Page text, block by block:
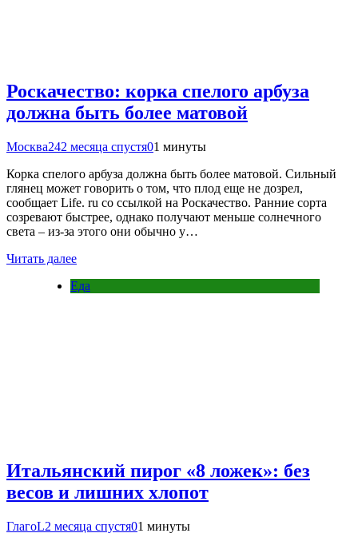
Роскачество: корка спелого арбуза
должна быть более матовой
Москва242 месяца спустя01 минуты
Корка спелого арбуза должна быть более матовой. Сильный
глянец может говорить о том, что плод еще не дозрел,
сообщает Life. ru со ссылкой на Роскачество. Ранние сорта
созревают быстрее, однако получают меньше солнечного
света – из-за этого они обычно у…
Читать далее
Еда
Итальянский пирог «8 ложек»: без
весов и лишних хлопот
ГлагоL2 месяца спустя01 минуты